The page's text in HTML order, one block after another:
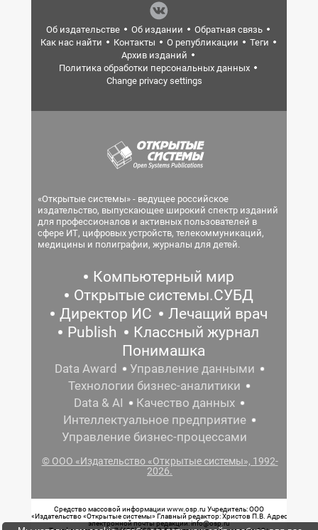
Об издательстве Об издании
Обратная связь
Как нас найти
Контакты О републикации
Теги
Архив изданий
Политика обработки персональных данных
Change privacy settings
«Открытые системы» - ведущее российское
издательство, выпускающее широкий спектр изданий
для профессионалов и активных пользователей в
сфере ИТ, цифровых устройств, телекоммуникаций,
медицины и полиграфии, журналы для детей.
Компьютерный мир
Открытые системы.СУБД
Директор ИС
Лечащий врач
Publish
Классный журнал
Понимашка
Data Award
Управление данными
Технологии бизнес-аналитики
Data & AI
Качество данных
Интеллектуальное предприятие
Управление бизнес-процессами
© ООО «Издательство «Открытые системы», 1992-
2026.
Средство массовой информации www.osp.ru Учредитель: ООО
«Издательство «Открытые системы» Главный редактор: Христов П.В. Адрес
электронной почты редакции: info@osp.ru